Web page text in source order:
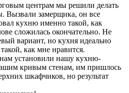
центрам мы решили делать
Вызвали замерщика, он все
кухню именно такой, как
сложилась окончательно. Не
вариант, но кухня идеально
как мне нравится.
установили нашу кухню-
кривым стенам, им пришлось
шкафчиков, но результат